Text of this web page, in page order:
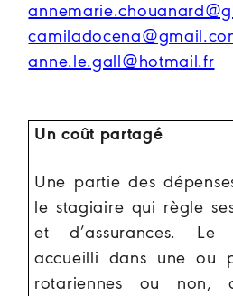
anne.le.gall@hotmail.fr
Un coût partagé
Une partie des
le stagiaire qui règle
et d’assurances.
Le
accueilli dans une ou
rotariennes ou non,